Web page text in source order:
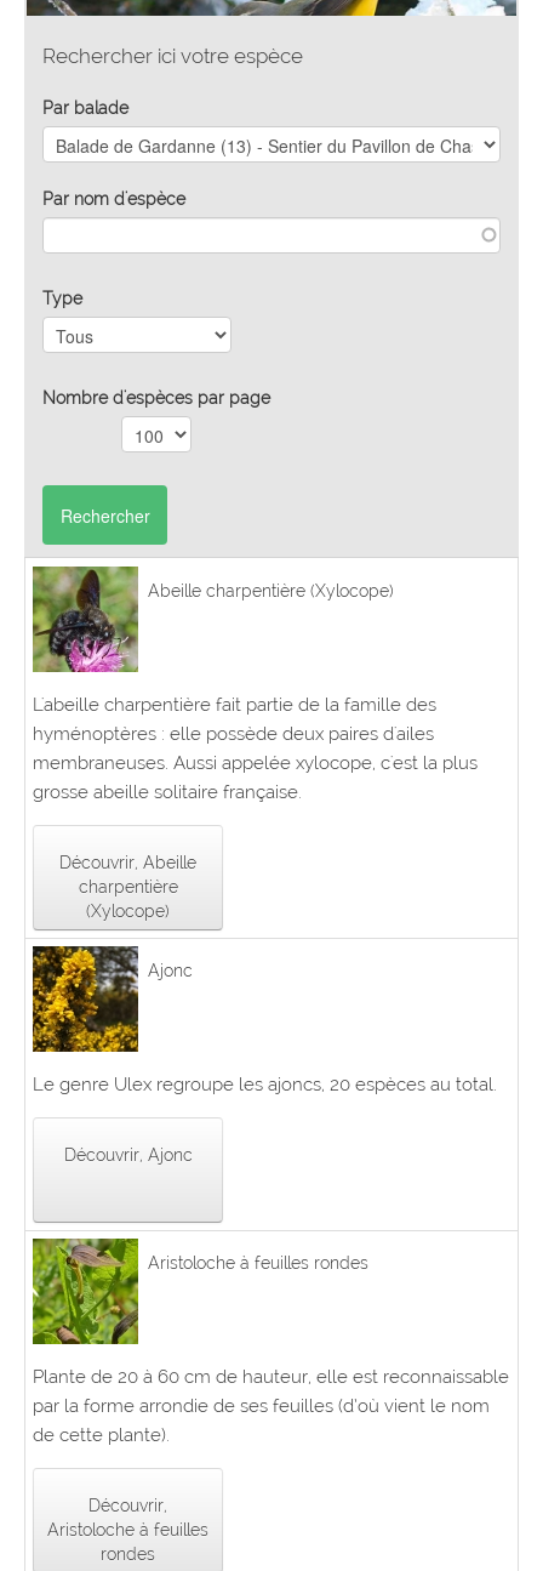
Rechercher ici votre espèce
Par balade
Par nom d'espèce
Type
Nombre d'espèces par page
Rechercher
Abeille charpentière (Xylocope)
L'abeille charpentière fait partie de la famille des
hyménoptères : elle possède deux paires d'ailes
membraneuses. Aussi appelée xylocope, c'est la plus
grosse abeille solitaire française.
Découvrir, Abeille
charpentière
(Xylocope)
Ajonc
Le genre Ulex regroupe les ajoncs, 20 espèces au total.
Découvrir, Ajonc
Aristoloche à feuilles rondes
Plante de 20 à 60 cm de hauteur, elle est reconnaissable
par la forme arrondie de ses feuilles (d’où vient le nom
de cette plante).
Découvrir,
Aristoloche à feuilles
rondes